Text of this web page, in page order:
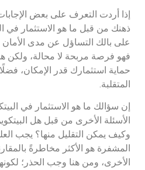
إذا أردت التعرف على بعض
ذهنك من قبل ما هو الاستثمار في
على بالك التساؤل عن مدى الأمان
فهو فرصة مربحة لا محالة، ولكن
حماية استثمارك قدر الإمكان،
المتقلبة.
إن سؤالك ما هو الاستثمار في
الأسئلة الأخرى من قبل هل
وكيف يمكن التقليل منها؟ يجب
المشفرة هو الأكثر مخاطرةً
الأخرى، ومن هنا وجب الحذر؛